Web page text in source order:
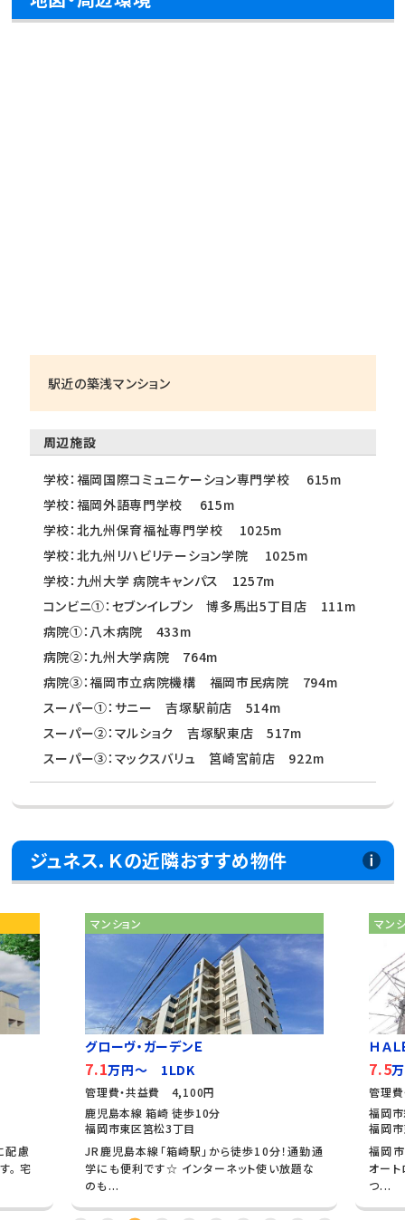
駅近の築浅マンション
周辺施設
学校：福岡国際コミュニケーション専門学校 615m
学校：福岡外語専門学校 615m
学校：北九州保育福祉専門学校 1025m
学校：北九州リハビリテーション学院 1025m
学校：九州大学 病院キャンパス 1257m
コンビニ①：セブンイレブン 博多馬出5丁目店 111m
病院①：八木病院 433m
病院②：九州大学病院 764m
病院③：福岡市立病院機構 福岡市民病院 794m
スーパー①：サニー 吉塚駅前店 514m
スーパー②：マルショク 吉塚駅東店 517m
スーパー③：マックスバリュ 筥崎宮前店 922m
ジュネス．Ｋの近隣おすすめ物件
配慮
。 宅
マンション
グローヴ・ガーデンＥ
7.1万円～ 1LDK
管理費・共益費 4,100円
鹿児島本線 箱崎 徒歩10分
福岡市東区筥松3丁目
JR鹿児島本線「箱崎駅」から徒歩10分！通勤通
学にも便利です☆ インターネット使い放題な
のも...
マン
ＨＡ
7.5
管理
福岡
福岡
福岡
オート
つ...